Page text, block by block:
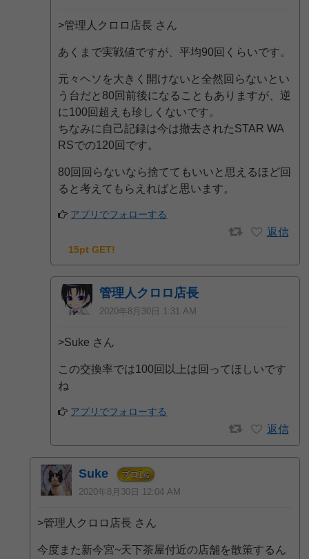
>管理人クロロ店長 さん
あくまで実戦値ですが、平均90回くらいです。
元々ヘソを大きく開けないと全然回らないとい
う台だと80回前後になることもありますが、逆
に100回超えも珍しくないです。
ちなみに自己記録は今は撤去されたSTAR WA
RSでの120回です。
80回回らないなら捨ててもいいと思えるほど回
ると考えてもらえればと思います。
アプリでフォローする
返信
15pt GET!
管理人クロロ店長
2020年8月30日 1:31 AM
>Suke さん
この交換率では100回以上は回ってほしいです
ね
アプリでフォローする
返信
Suke プロ1位
2020年8月30日 12:04 AM
>管理人クロロ店長 さん
今度また新今宮~天下茶屋付近の店舗を散策するん